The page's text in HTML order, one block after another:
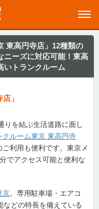
東高円寺店」12種類の
ニーズに対応可能！東高
いトランクルーム
」
りを結ぶ生活道路に面し
クルーム東京 東高円寺
利用も便利です。東京メ
でアクセス可能と便利な
京。専用駐車場・エアコ
などの特長を備えている